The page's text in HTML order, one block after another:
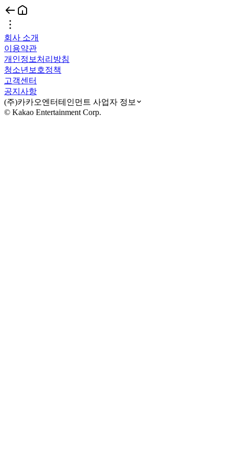
회사 소개
이용약관
개인정보처리방침
청소년보호정책
고객센터
공지사항
(주)카카오엔터테인먼트 사업자 정보
© Kakao Entertainment Corp.